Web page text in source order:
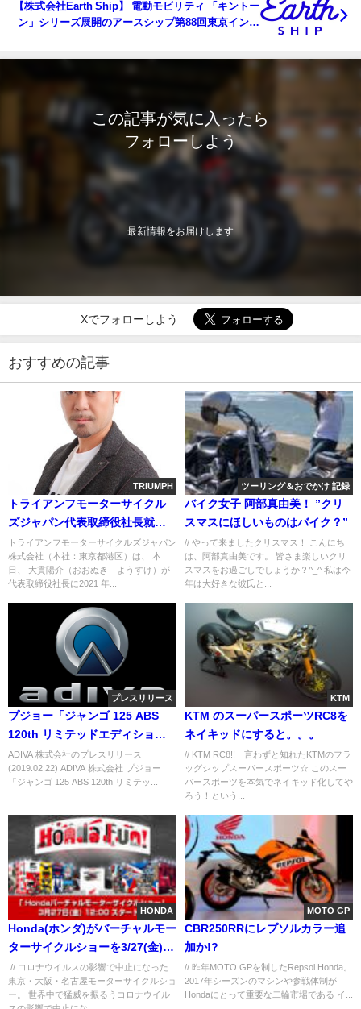
【株式会社Earth Ship】 電動モビリティ 「キントー
ン」シリーズ展開のアースシップ第88回東京インタ
この記事が気に入ったら
フォローしよう
最新情報をお届けします
Xでフォローしよう
おすすめの記事
TRIUMPH
トライアンフモーターサイクル
ズジャパン代表取締役社長就任
のお知らせ
トライアンフモーターサイクルズジャパン
株式会社（本社：東京都港区）は、 本
日、 大貫陽介（おおぬき ようすけ）が
代表取締役社長に2021 年...
ツーリング＆おでかけ 記録
バイク女子 阿部真由美！ ”クリ
スマスにほしいものはバイク？”
// やって来ましたクリスマス！ こんにち
は、阿部真由美です。 皆さま楽しいクリ
スマスをお過ごしでしょうか？^_^ 私は今
年は大好きな彼氏と...
プレスリリース
プジョー「ジャンゴ 125 ABS
120th リミテッドエディショ
ン」を限定発 売
ADIVA 株式会社のプレスリリース
(2019.02.22) ADIVA 株式会社 プジョー
「ジャンゴ 125 ABS 120th リミテッ...
KTM
KTM のスーパースポーツRC8を
ネイキッドにすると。。。
// KTM RC8!! 言わずと知れたKTMのフラ
ッグシップスーパースポーツ☆ このスー
パースポーツを本気でネイキッド化してや
ろう！という...
HONDA
Honda(ホンダ)がバーチャルモー
ターサイクルショーを3/27(金)
12:00から開催！コロナに負ける
な！
// コロナウイルスの影響で中止になった
東京・大阪・名古屋モーターサイクルショ
ー。 世界中で猛威を振るうコロナウイル
MOTO GP
CBR250RRにレプソルカラー追
加か!?
// 昨年MOTO GPを制したRepsol Honda。
2017年シーズンのマシンや参戦体制が
Hondaにとって重要な二輪市場である イ...